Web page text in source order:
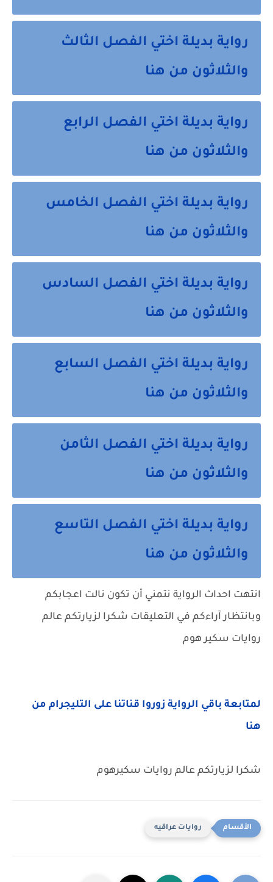
رواية بديلة اختي الفصل الثالث
والثلاثون من هنا
رواية بديلة اختي الفصل الرابع
والثلاثون من هنا
رواية بديلة اختي الفصل الخامس
والثلاثون من هنا
رواية بديلة اختي الفصل السادس
والثلاثون من هنا
رواية بديلة اختي الفصل السابع
والثلاثون من هنا
رواية بديلة اختي الفصل الثامن
والثلاثون من هنا
رواية بديلة اختي الفصل التاسع
والثلاثون من هنا
انتهت احداث الرواية نتمني أن تكون نالت اعجابكم
وبانتظار آراءكم في التعليقات شكرا لزيارتكم عالم
روايات سكير هوم
لمتابعة باقي الرواية زوروا قناتنا على التليجرام من
هنا
شكرا لزيارتكم عالم روايات سكيرهوم
روايات عراقيه